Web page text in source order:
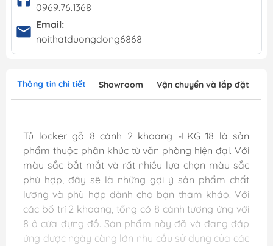
0969.76.1368
Email:
noithatduongdong6868
Thông tin chi tiết Showroom Vận chuyển và lắp đặt
Tủ locker gỗ 8 cánh 2 khoang -LKG 18 là sản
phẩm thuộc phân khúc tủ văn phòng hiện đại. Với
màu sắc bắt mắt và rất nhiều lựa chọn màu sắc
phù hợp, đây sẽ là những gợi ý sản phẩm chất
lượng và phù hợp dành cho bạn tham khảo. Với
các bố trí 2 khoang, tổng có 8 cánh tương ứng với
8 ô cửa đựng đồ. Sản phẩm này đã và đang đáp
ứng được ngày càng lớn nhu cầu sử dụng của các